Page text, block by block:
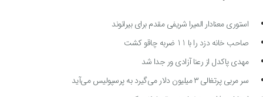
استوری معنادار المیرا شریفی مقدم برای بیرانوند
صاحب خانه دزد را با 11 ضربه چاقو کشت
مهدی پاکدل از رعنا آزادی ور جدا شد
سر مربی پرتغالی ۳ میلیون دلار می‌گیرد به پرسپولیس می‌آید